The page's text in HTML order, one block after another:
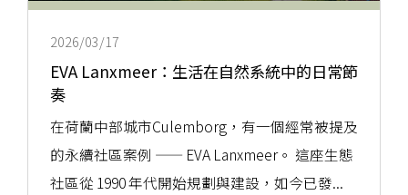
2026/03/17
EVA Lanxmeer：生活在自然系統中的日常節
奏
在荷蘭中部城市Culemborg，有一個經常被提及
的永續社區案例 —— EVA Lanxmeer。 這座生態
社區從 1990 年代開始規劃與建設，如今已發...